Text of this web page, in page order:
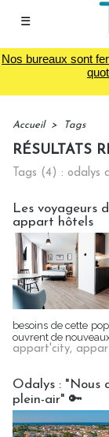
☰
Nos bureaux sont
Accueil > Tags
RÉSULTATS
Tags (4) : odalys
Les voyageurs
appart hôtels
besoins de cette
ouvrent de
appart'city,
Odalys : "Nous
plein-air" 🔑